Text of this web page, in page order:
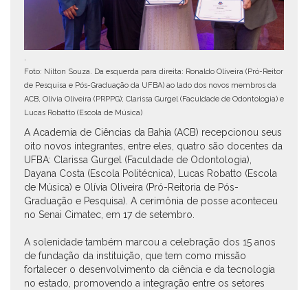
Foto: Nilton Souza. Da esquerda para direita: Ronaldo Oliveira (Pró-Reitor
de Pesquisa e Pós-Graduação da UFBA) ao lado dos novos membros da
ACB, Olívia Oliveira (PRPPG); Clarissa Gurgel (Faculdade de Odontologia) e
Lucas Robatto (Escola de Música)
A Academia de Ciências da Bahia (ACB) recepcionou seus
oito novos integrantes, entre eles, quatro são docentes da
UFBA: Clarissa Gurgel (Faculdade de Odontologia),
Dayana Costa (Escola Politécnica), Lucas Robatto (Escola
de Música) e Olívia Oliveira (Pró-Reitoria de Pós-
Graduação e Pesquisa). A cerimônia de posse aconteceu
no Senai Cimatec, em 17 de setembro.
A solenidade também marcou a celebração dos 15 anos
de fundação da instituição, que tem como missão
fortalecer o desenvolvimento da ciência e da tecnologia
no estado, promovendo a integração entre os setores